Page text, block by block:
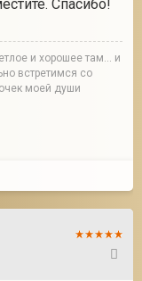
Спасибо!
и хорошее там... и
встретимся со
моей души